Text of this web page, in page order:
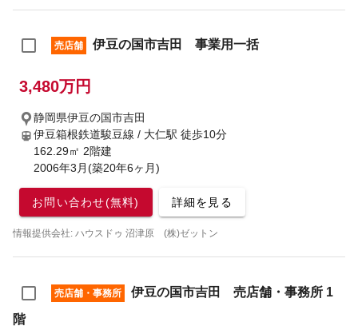
売店舗 伊豆の国市吉田 事業用一括
3,480万円
静岡県伊豆の国市吉田
伊豆箱根鉄道駿豆線 / 大仁駅 徒歩10分
162.29㎡ 2階建
2006年3月(築20年6ヶ月)
お問い合わせ(無料) 詳細を見る
情報提供会社: ハウスドゥ 沼津原 (株)ゼットン
売店舗・事務所
伊豆の国市吉田 売店舗・事務所 1
階